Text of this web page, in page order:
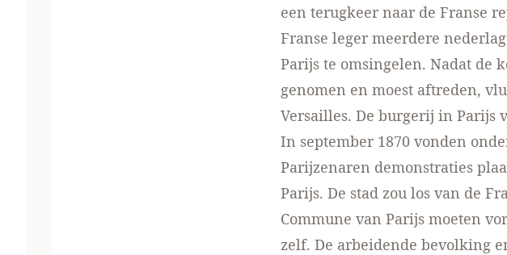
een terugkeer naar de Franse
Franse leger meerdere
Parijs te omsingelen. Nadat de
genomen en moest aftreden,
Versailles. De burgerij in Parijs
In september 1870 vonden
Parijzenaren demonstraties
Parijs. De stad zou los van de
Commune van Parijs moeten
zelf. De arbeidende bevolking